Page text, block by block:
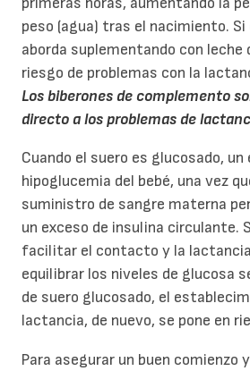
peso (agua) tras el nacimiento.
aborda suplementando con leche
riesgo de problemas con la
Los biberones de complemento
directo a los problemas de
Cuando el suero es glucosado,
hipoglucemia del bebé, una vez
suministro de sangre materna
un exceso de insulina circulante.
facilitar el contacto y la
equilibrar los niveles de glucosa
de suero glucosado, el
lactancia, de nuevo, se pone en
Para asegurar un buen comienzo